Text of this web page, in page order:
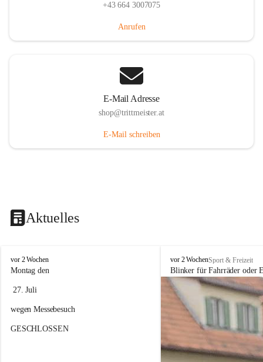
+43 664 3007075
Anrufen
E-Mail Adresse
shop@trittmeister.at
E-Mail schreiben
Aktuelles
F
a
r
a
d
h
vor 2 Wochen
Montag den
27. Juli
wegen Messebesuch
GESCHLOSSEN
F
a
h
r
d
a
n
vor 2 WochenSport & Freizeit
Blinker für Fahrräder oder